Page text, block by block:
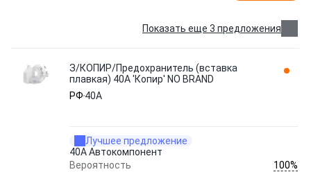
Показать еще 3 предложения
З/КОПИР/Предохранитель (вставка
плавкая) 40А 'Копир' NO BRAND
РФ 40А
Лучшее предложение
40А Автокомпонент
Вероятность
100%